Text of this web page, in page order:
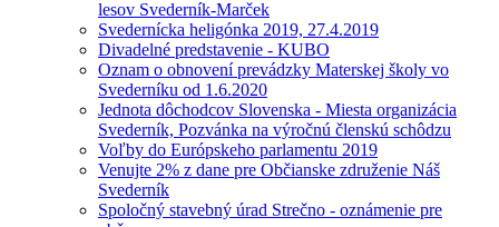
lesov Svederník-Marček
Svedernícka heligónka 2019, 27.4.2019
Divadelné predstavenie - KUBO
Oznam o obnovení prevádzky Materskej školy vo
Svederníku od 1.6.2020
Jednota dôchodcov Slovenska - Miesta organizácia
Svederník, Pozvánka na výročnú členskú schôdzu
Voľby do Európskeho parlamentu 2019
Venujte 2% z dane pre Občianske združenie Náš
Svederník
Spoločný stavebný úrad Strečno - oznámenie pre